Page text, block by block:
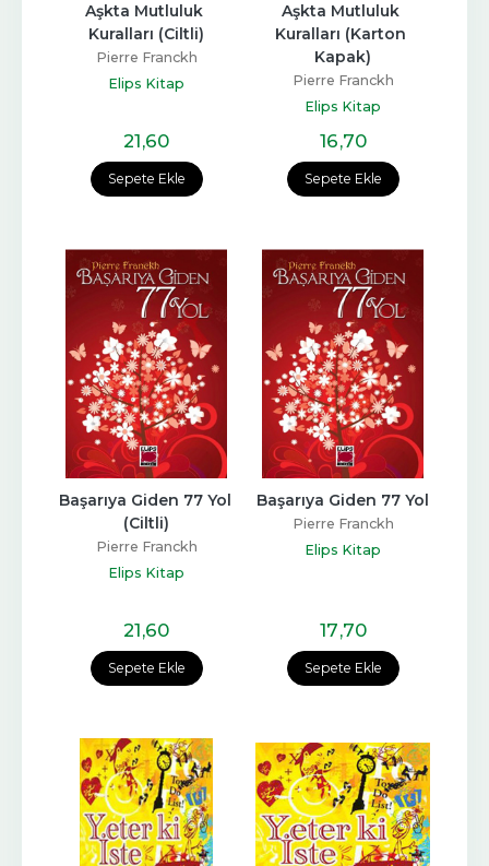
Sepete Ekle
Aşkta Mutluluk
Kuralları (Ciltli)
Pierre Franckh
Elips Kitap
21,60
Sepete Ekle
Aşkta Mutluluk
Kuralları (Karton
Kapak)
Pierre Franckh
Elips Kitap
16,70
Sepete Ekle
Başarıya Giden 77 Yol
(Ciltli)
Pierre Franckh
Elips Kitap
21,60
Sepete Ekle
Başarıya Giden 77 Yol
Pierre Franckh
Elips Kitap
17,70